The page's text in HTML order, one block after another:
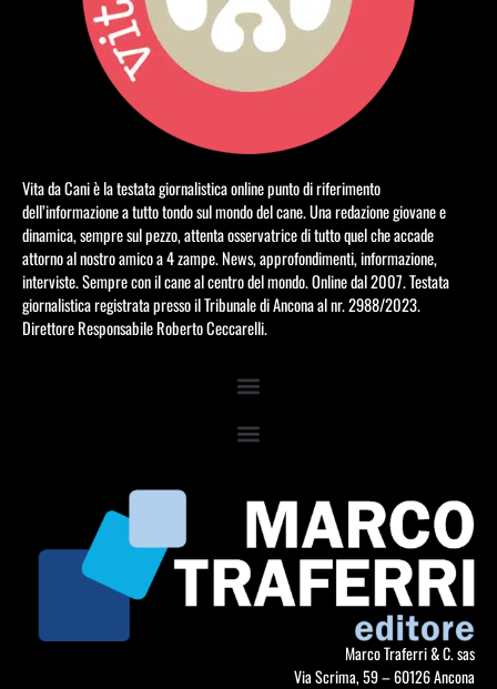
Vita da Cani è la testata giornalistica online punto di riferimento
dell’informazione a tutto tondo sul mondo del cane. Una redazione giovane e
dinamica, sempre sul pezzo, attenta osservatrice di tutto quel che accade
attorno al nostro amico a 4 zampe. News, approfondimenti, informazione,
interviste. Sempre con il cane al centro del mondo. Online dal 2007. Testata
giornalistica registrata presso il Tribunale di Ancona al nr. 2988/2023.
Direttore Responsabile Roberto Ceccarelli.
Marco Traferri & C. sas
Via Scrima, 59 – 60126 Ancona